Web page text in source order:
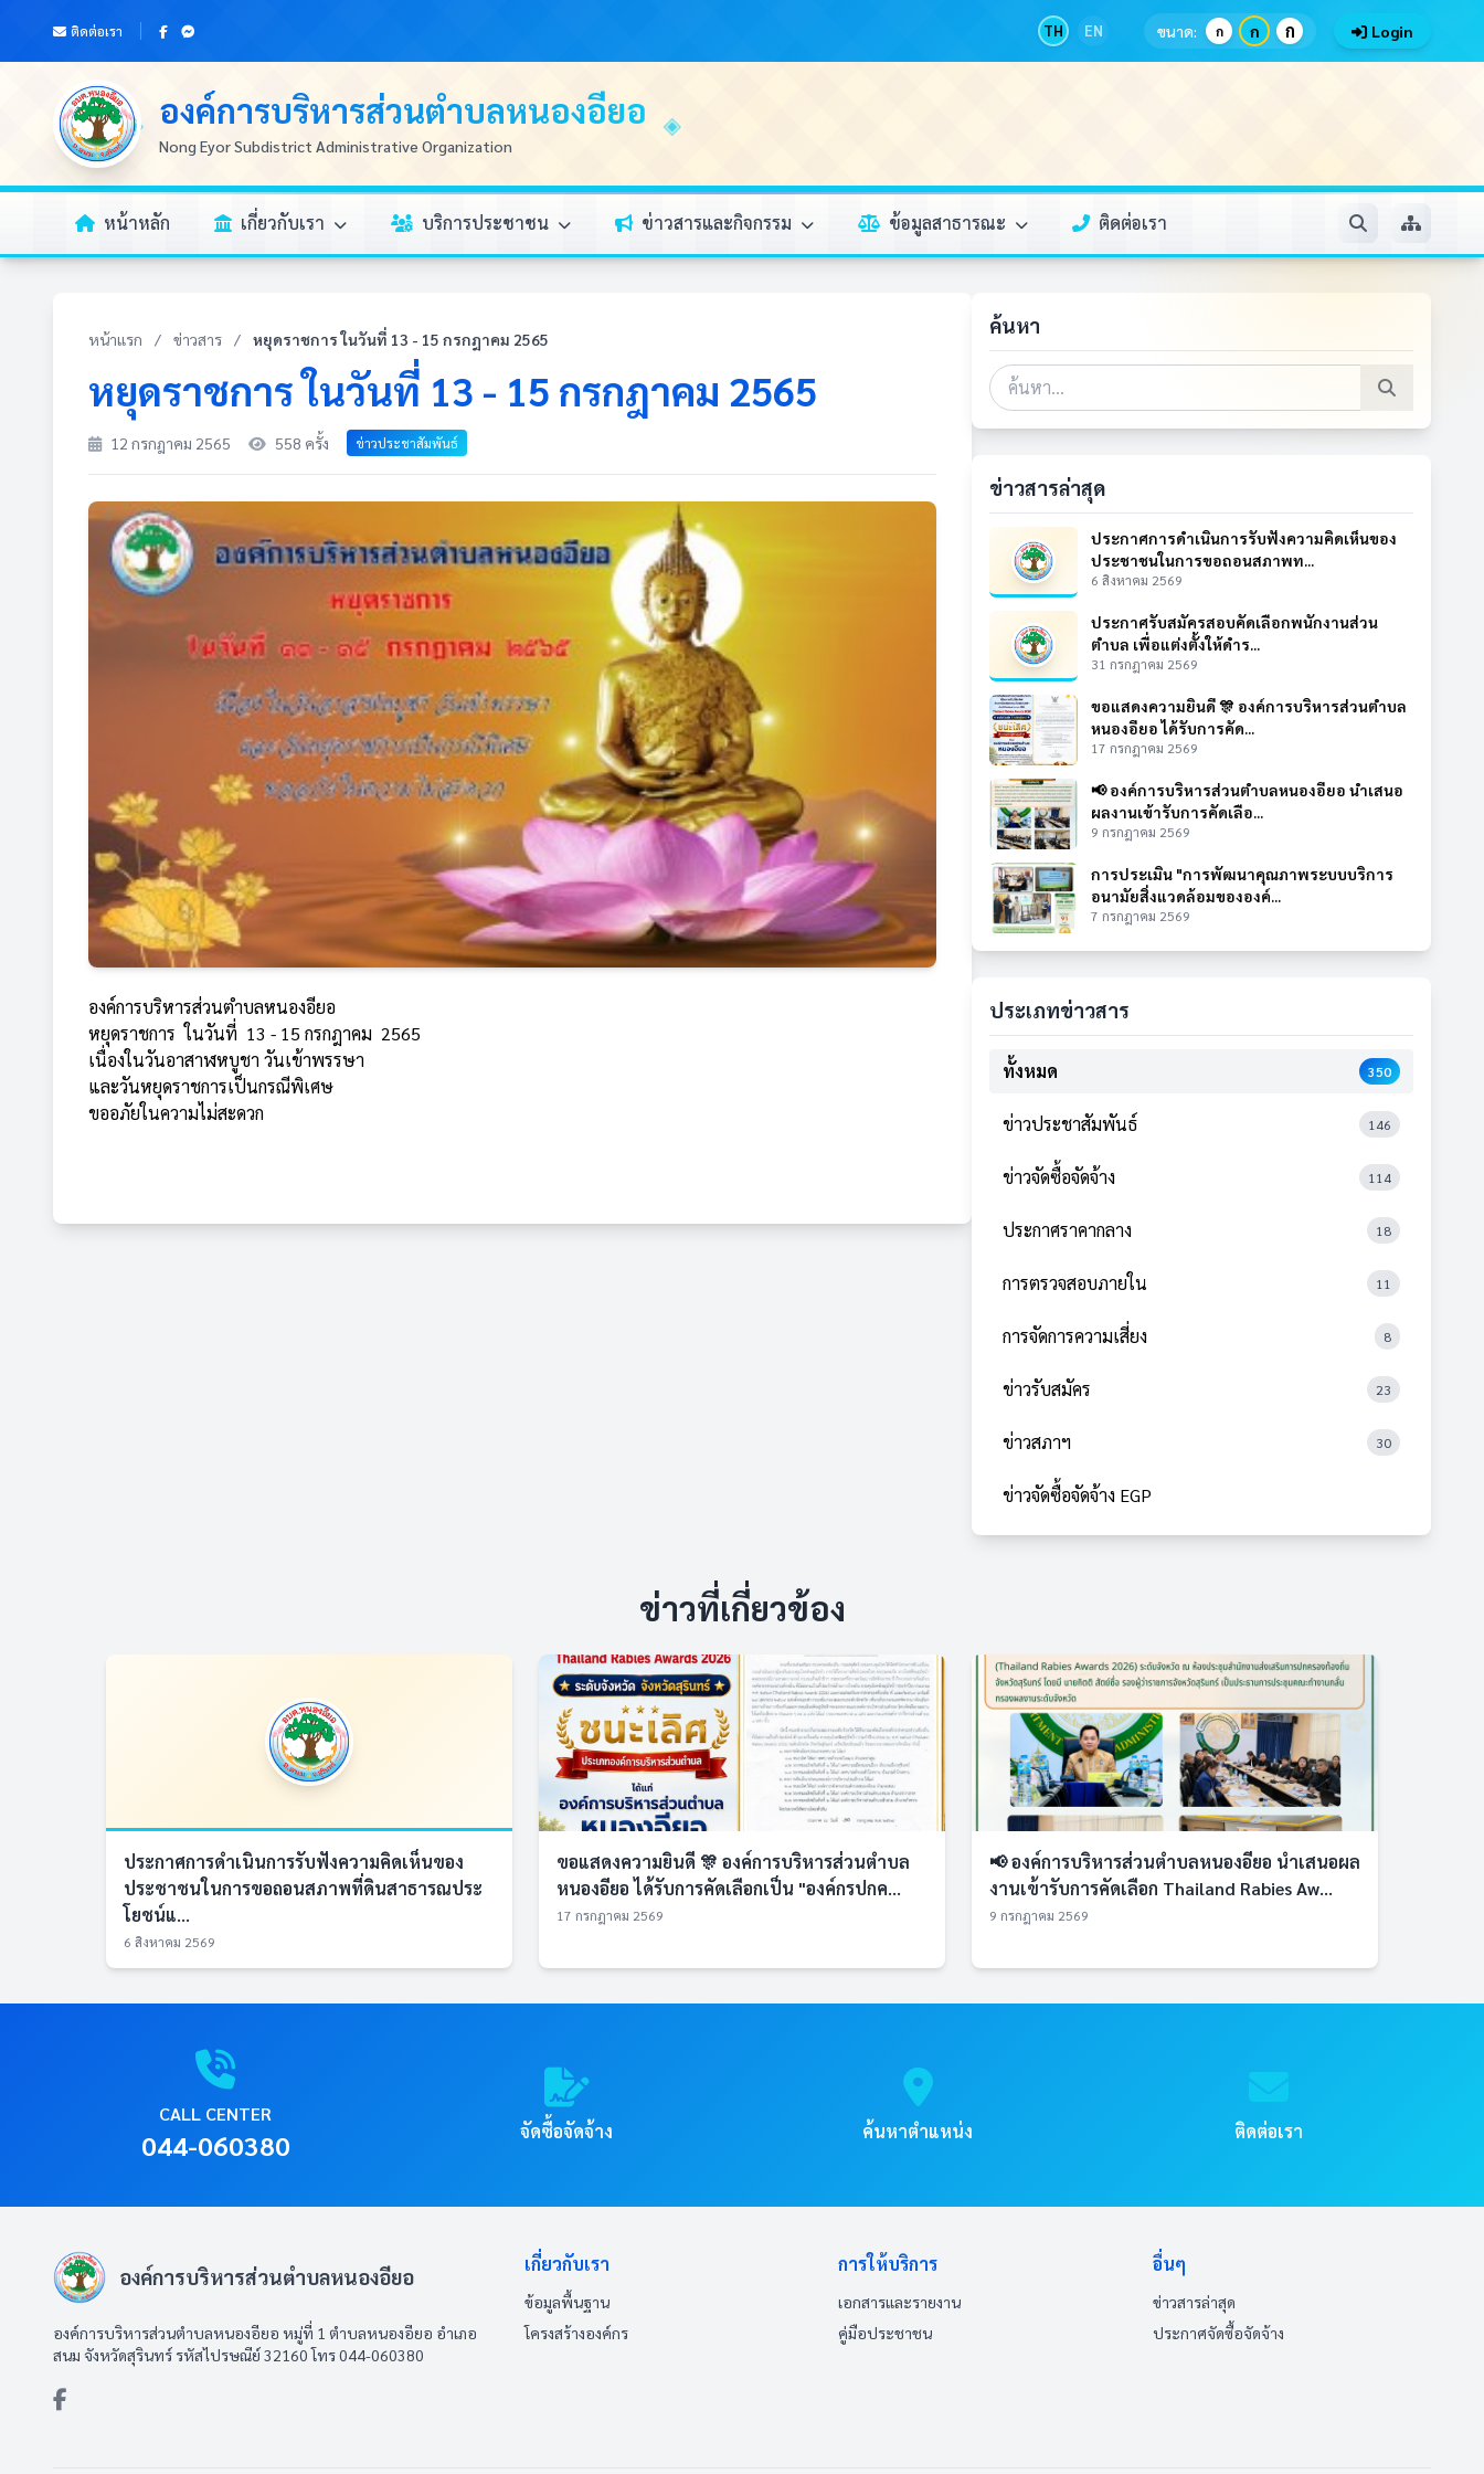
ติดต่อเรา TH EN ขนาด: ก ก ก Login
องค์การบริหารส่วนตำบลหนองอียอ
Nong Eyor Subdistrict Administrative Organization
หน้าหลัก เกี่ยวกับเรา บริการประชาชน ข่าวสารและกิจกรรม ข้อมูลสาธารณะ ติดต่อเรา
หน้าแรก / ข่าวสาร / หยุดราชการ ในวันที่ 13 - 15 กรกฎาคม 2565
หยุดราชการ ในวันที่ 13 - 15 กรกฎาคม 2565
12 กรกฎาคม 2565 558 ครั้ง ข่าวประชาสัมพันธ์
องค์การบริหารส่วนตำบลหนองอียอ
หยุดราชการ ในวันที่ 13 - 15 กรกฎาคม 2565
เนื่องในวันอาสาฬหบูชา วันเข้าพรรษา
และวันหยุดราชการเป็นกรณีพิเศษ
ขออภัยในความไม่สะดวก
ค้นหา
ข่าวสารล่าสุด
ประกาศการดำเนินการรับฟังความคิดเห็นของ
ประชาชนในการขอถอนสภาพท...
6 สิงหาคม 2569
ประกาศรับสมัครสอบคัดเลือกพนักงานส่วน
ตำบล เพื่อแต่งตั้งให้ดำร...
31 กรกฎาคม 2569
ขอแสดงความยินดี 🎊 องค์การบริหารส่วนตำบล
หนองอียอ ได้รับการคัด...
17 กรกฎาคม 2569
📢 องค์การบริหารส่วนตำบลหนองอียอ นำเสนอ
ผลงานเข้ารับการคัดเลือ...
9 กรกฎาคม 2569
การประเมิน "การพัฒนาคุณภาพระบบบริการ
อนามัยสิ่งแวดล้อมขององค์...
7 กรกฎาคม 2569
ประเภทข่าวสาร
ทั้งหมด 350
ข่าวประชาสัมพันธ์ 146
ข่าวจัดซื้อจัดจ้าง 114
ประกาศราคากลาง 18
การตรวจสอบภายใน 11
การจัดการความเสี่ยง 8
ข่าวรับสมัคร 23
ข่าวสภาฯ 30
ข่าวจัดซื้อจัดจ้าง EGP
ข่าวที่เกี่ยวข้อง
ประกาศการดำเนินการรับฟังความคิดเห็นของ
ประชาชนในการขอถอนสภาพที่ดินสาธารณประ
โยชน์แ...
6 สิงหาคม 2569
ขอแสดงความยินดี 🎊 องค์การบริหารส่วนตำบล
หนองอียอ ได้รับการคัดเลือกเป็น "องค์กรปกค...
17 กรกฎาคม 2569
📢 องค์การบริหารส่วนตำบลหนองอียอ นำเสนอผล
งานเข้ารับการคัดเลือก Thailand Rabies Aw...
9 กรกฎาคม 2569
CALL CENTER
044-060380 จัดซื้อจัดจ้าง ค้นหาตำแหน่ง ติดต่อเรา
องค์การบริหารส่วนตำบลหนองอียอ
องค์การบริหารส่วนตำบลหนองอียอ หมู่ที่ 1 ตำบลหนองอียอ อำเภอ
สนม จังหวัดสุรินทร์ รหัสไปรษณีย์ 32160 โทร 044-060380
เกี่ยวกับเรา
ข้อมูลพื้นฐาน
โครงสร้างองค์กร
การให้บริการ
เอกสารและรายงาน
คู่มือประชาชน
อื่นๆ
ข่าวสารล่าสุด
ประกาศจัดซื้อจัดจ้าง